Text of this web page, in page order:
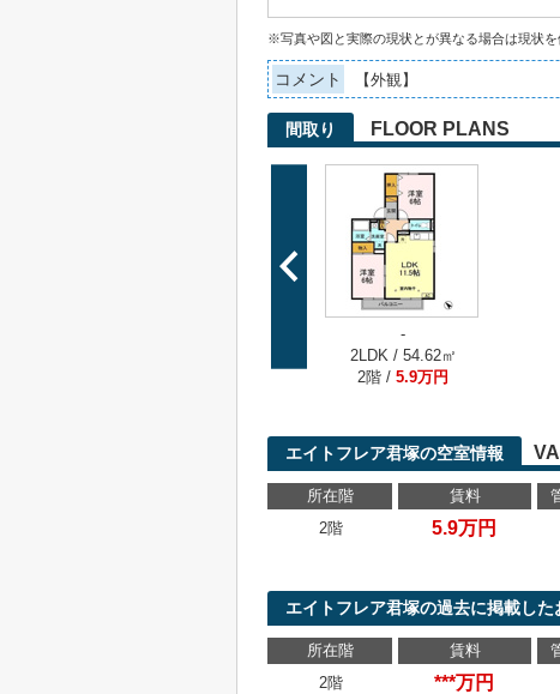
※写真や図と実際の現状とが異なる場合は現状を
コメント 【外観】
間取り FLOOR PLANS
-
2LDK / 54.62㎡
2階 / 5.9万円
エイトフレア君塚の空室情報
所在階 賃料
2階
5.9万円
エイトフレア君塚の過去に掲載した
所在階 賃料
2階
***万円